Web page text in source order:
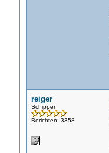
reiger
Schipper
Berichten: 3358